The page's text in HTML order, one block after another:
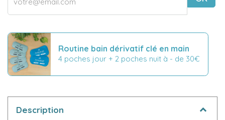
Routine bain dérivatif clé en main
4 poches jour + 2 poches nuit à - de 30€
Description